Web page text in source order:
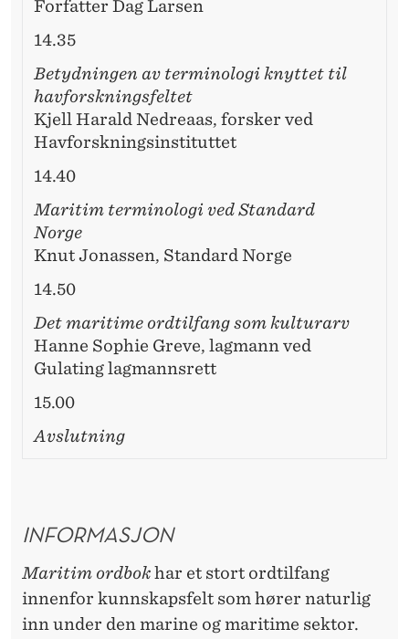
Forfatter Dag Larsen
14.35
Betydningen av terminologi knyttet til
havforskningsfeltet
Kjell Harald Nedreaas, forsker ved
Havforskningsinstituttet
14.40
Maritim terminologi ved Standard
Norge
Knut Jonassen, Standard Norge
14.50
Det maritime ordtilfang som kulturarv
Hanne Sophie Greve, lagmann ved
Gulating lagmannsrett
15.00
Avslutning
INFORMASJON
Maritim ordbokhar et stort ordtilfang
innenfor kunnskapsfelt som hører naturlig
inn under den marine og maritime sektor.